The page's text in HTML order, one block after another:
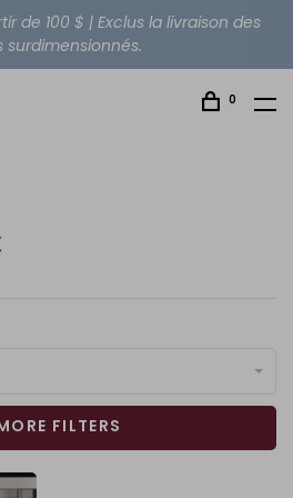
de 100 $ | Exclus la livraison des
surdimensionnés.
0
FILTERS